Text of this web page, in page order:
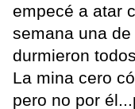
empecé a atar
semana una
durmieron
La mina cero
pero no por